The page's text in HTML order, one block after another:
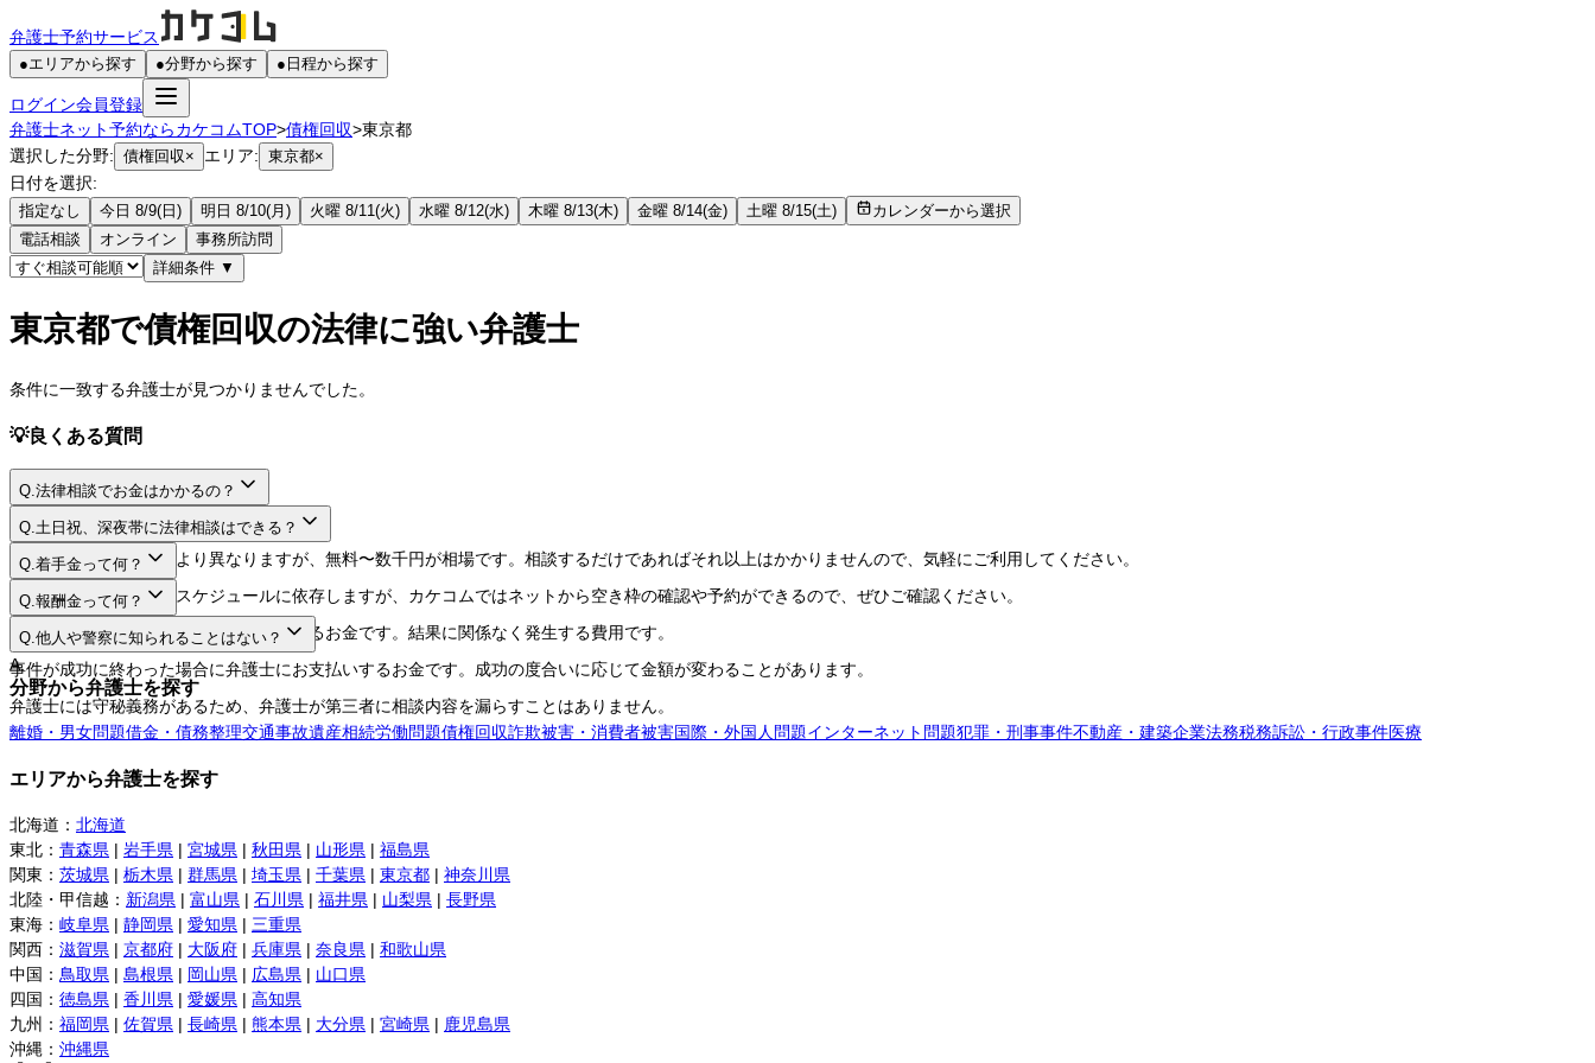
弁護士予約サービス
●エリアから探す ●分野から探す ● 日程から探す
ログイン会員登録
弁護士ネット予約ならカケコムTOP>債権回収>東京都
選択した分野: 債権回収× エリア: 東京都×
日付を選択:
指定なし 今日 8/9(日) 明日 8/10(月) 火曜 8/11(火) 水曜 8/12(水) 木曜 8/13(木) 金曜 8/14(金) 土曜 8/15(土)
カレンダーから選択
電話相談
オンライン
事務所訪問
詳細条件 ▼
東京都で債権回収の法律に強い弁護士
条件に一致する弁護士が見つかりませんでした。
💡良くある質問
Q.法律相談でお金はかかるの？
A.
法律相談料は弁護士により異なりますが、無料〜数千円が相場です。相談するだけであればそれ以上はかかりませんので、気軽にご利用してください。
Q.土日祝、深夜帯に法律相談はできる？
A.
日程や時間は弁護士のスケジュールに依存しますが、カケコムではネットから空き枠の確認や予約ができるので、ぜひご確認ください。
Q.着手金って何？
A.
弁護士に事件を依頼する際にお支払いするお金です。結果に関係なく発生する費用です。
Q.報酬金って何？
A.
事件が成功に終わった場合に弁護士にお支払いするお金です。成功の度合いに応じて金額が変わることがあります。
Q.他人や警察に知られることはない？
A.
弁護士には守秘義務があるため、弁護士が第三者に相談内容を漏らすことはありません。
分野から弁護士を探す
離婚・男女問題借金・債務整理交通事故遺産相続労働問題債権回収詐欺被害・消費者被害国際・外国人問題インターネット問題犯罪・刑事事件不動産・建築企業法務税務訴訟・行政事件医療
エリアから弁護士を探す
北海道 ： 北海道
東北 ： 青森県 | 岩手県 | 宮城県 | 秋田県 | 山形県 | 福島県
関東 ： 茨城県 | 栃木県 | 群馬県 | 埼玉県 | 千葉県 | 東京都 | 神奈川県
北陸・甲信越 ： 新潟県 | 富山県 | 石川県 | 福井県 | 山梨県 | 長野県
東海 ： 岐阜県 | 静岡県 | 愛知県 | 三重県
関西 ： 滋賀県 | 京都府 | 大阪府 | 兵庫県 | 奈良県 | 和歌山県
中国 ： 鳥取県 | 島根県 | 岡山県 | 広島県 | 山口県
四国 ： 徳島県 | 香川県 | 愛媛県 | 高知県
九州 ： 福岡県 | 佐賀県 | 長崎県 | 熊本県 | 大分県 | 宮崎県 | 鹿児島県
沖縄 ： 沖縄県